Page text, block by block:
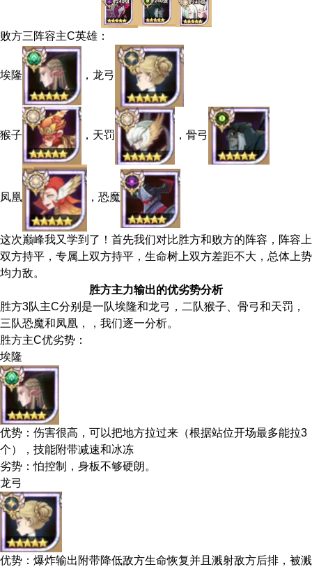
败方三阵容主C英雄：
埃隆 ，龙弓
猴子 ，天罚 ，骨弓
凤凰 ，恐魔
这次巅峰我又学到了！首先我们对比胜方和败方的阵容，阵容上
双方持平，专属上双方持平，生命树上双方差距不大，总体上势
均力敌。
胜方主力输出的优劣势分析
胜方3队主C分别是一队埃隆和龙弓，二队猴子、骨弓和天罚，
三队恐魔和凤凰，，我们逐一分析。
胜方主C优劣势：
埃隆
优势：伤害很高，可以把地方拉过来（根据站位开场最多能拉3
个），技能附带减速和冰冻
劣势：怕控制，身板不够硬朗。
龙弓
优势：爆炸输出附带降低敌方生命恢复并且溅射敌方后排，被溅